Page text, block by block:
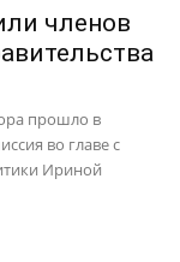
членов
прошло в
во главе с
Ириной